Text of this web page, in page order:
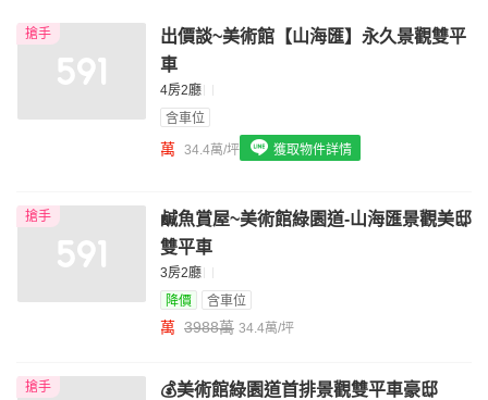
我想找配備瓦斯爐的物件
我想找廁所開窗的物件
我想找具垃圾處理的物件
搶手
出價談~美術館【山海匯】永久景觀雙平
車
4房2廳
含車位
萬 34.4萬/坪 獲取物件詳情
搶手
鹹魚賞屋~美術館綠園道-山海匯景觀美邸
雙平車
3房2廳
降價
含車位
萬 3988萬 34.4萬/坪
搶手 💰美術館綠園道首排景觀雙平車豪邸